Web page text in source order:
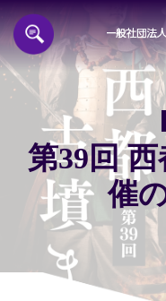
第39回
催